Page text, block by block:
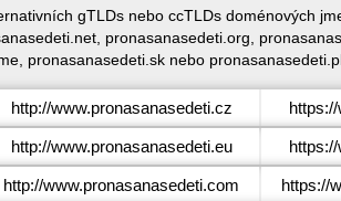
gTLDs nebo ccTLDs doménových
pronasanasedeti.org,
pronasanasedeti.sk nebo
http://www.pronasanasedeti.cz
http://www.pronasanasedeti.eu
http://www.pronasanasedeti.com https://